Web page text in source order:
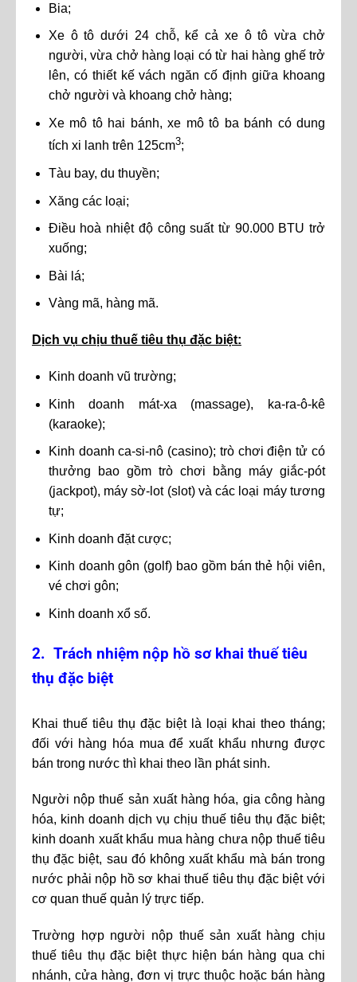
Bia;
Xe ô tô dưới 24 chỗ, kể cả xe ô tô vừa chở
người, vừa chở hàng loại có từ hai hàng ghế trở
lên, có thiết kế vách ngăn cố định giữa khoang
chở người và khoang chở hàng;
Xe mô tô hai bánh, xe mô tô ba bánh có dung
tích xi lanh trên 125cm3;
Tàu bay, du thuyền;
Xăng các loại;
Điều hoà nhiệt độ công suất từ 90.000 BTU trở
xuống;
Bài lá;
Vàng mã, hàng mã.
Dịch vụ chịu thuế tiêu thụ đặc biệt:
Kinh doanh vũ trường;
Kinh doanh mát-xa (massage), ka-ra-ô-kê
(karaoke);
Kinh doanh ca-si-nô (casino); trò chơi điện tử có
thưởng bao gồm trò chơi bằng máy giắc-pót
(jackpot), máy sờ-lot (slot) và các loại máy tương
tự;
Kinh doanh đặt cược;
Kinh doanh gôn (golf) bao gồm bán thẻ hội viên,
vé chơi gôn;
Kinh doanh xổ số.
2. Trách nhiệm nộp hồ sơ khai thuế tiêu
thụ đặc biệt
Khai thuế tiêu thụ đặc biệt là loại khai theo tháng;
đối với hàng hóa mua để xuất khẩu nhưng được
bán trong nước thì khai theo lần phát sinh.
Người nộp thuế sản xuất hàng hóa, gia công hàng
hóa, kinh doanh dịch vụ chịu thuế tiêu thụ đặc biệt;
kinh doanh xuất khẩu mua hàng chưa nộp thuế tiêu
thụ đặc biệt, sau đó không xuất khẩu mà bán trong
nước phải nộp hồ sơ khai thuế tiêu thụ đặc biệt với
cơ quan thuế quản lý trực tiếp.
Trường hợp người nộp thuế sản xuất hàng chịu
thuế tiêu thụ đặc biệt thực hiện bán hàng qua chi
nhánh, cửa hàng, đơn vị trực thuộc hoặc bán hàng